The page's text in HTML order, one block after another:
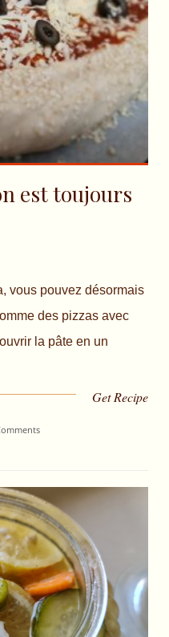
est toujours
vous pouvez désormais
des pizzas avec
la pâte en un
Get Recipe